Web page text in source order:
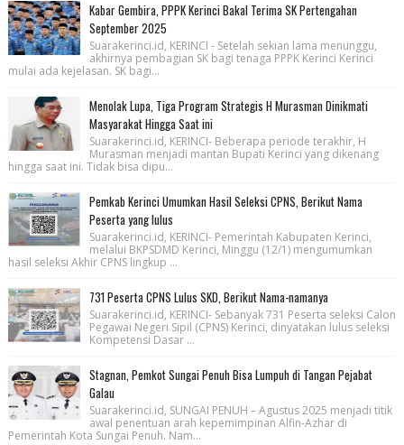
Kabar Gembira, PPPK Kerinci Bakal Terima SK Pertengahan
September 2025
Suarakerinci.id, KERINCI - Setelah sekian lama menunggu,
akhirnya pembagian SK bagi tenaga PPPK Kerinci Kerinci
mulai ada kejelasan. SK bagi...
Menolak Lupa, Tiga Program Strategis H Murasman Dinikmati
Masyarakat Hingga Saat ini
Suarakerinci.id, KERINCI- Beberapa periode terakhir, H
Murasman menjadi mantan Bupati Kerinci yang dikenang
hingga saat ini. Tidak bisa dipu...
Pemkab Kerinci Umumkan Hasil Seleksi CPNS, Berikut Nama
Peserta yang lulus
Suarakerinci.id, KERINCI- Pemerintah Kabupaten Kerinci,
melalui BKPSDMD Kerinci, Minggu (12/1) mengumumkan
hasil seleksi Akhir CPNS lingkup ...
731 Peserta CPNS Lulus SKD, Berikut Nama-namanya
Suarakerinci.id, KERINCI- Sebanyak 731 Peserta seleksi Calon
Pegawai Negeri Sipil (CPNS) Kerinci, dinyatakan lulus seleksi
Kompetensi Dasar ...
Stagnan, Pemkot Sungai Penuh Bisa Lumpuh di Tangan Pejabat
Galau
Suarakerinci.id, SUNGAI PENUH – Agustus 2025 menjadi titik
awal penentuan arah kepemimpinan Alfin-Azhar di
Pemerintah Kota Sungai Penuh. Nam...